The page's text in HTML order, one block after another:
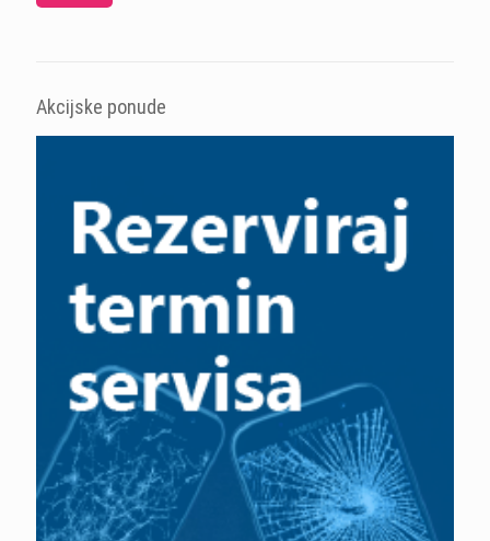
Akcijske ponude